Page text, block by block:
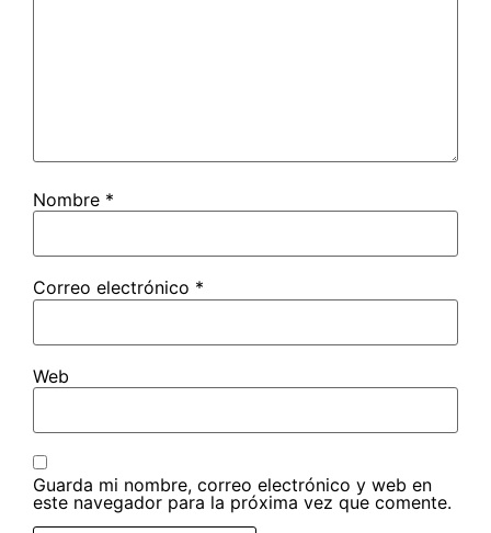
Nombre *
Correo electrónico *
Web
Guarda mi nombre, correo electrónico y web en
este navegador para la próxima vez que comente.